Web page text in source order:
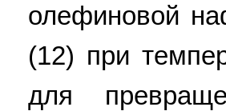
олефиновой
(12) при
для